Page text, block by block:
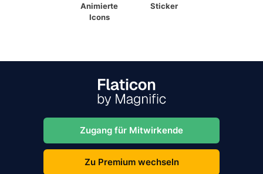
Animierte
Icons
Sticker
Zugang für Mitwirkende
Zu Premium wechseln